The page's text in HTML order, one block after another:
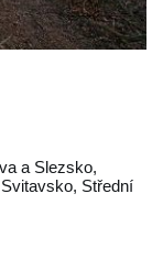
a Slezsko,
Svitavsko, Střední